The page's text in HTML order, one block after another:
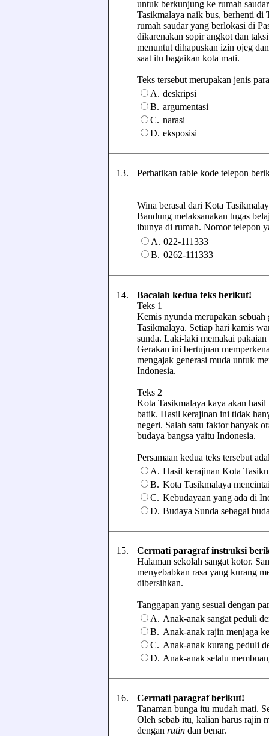
untuk berkunjung ke rumah
Tasikmalaya naik bus, berhenti
rumah saudar yang berlokasi di
dikarenakan sopir angkot dan
menuntut dihapuskan izin ojeg
saat itu bagaikan kota mati.
Teks tersebut merupakan jenis
A. deskripsi
B. argumentasi
C. narasi
D. eksposisi
13. Perhatikan table kode telepon
Wina berasal dari Kota
Bandung melaksanakan tugas
ibunya di rumah. Nomor telepon
A. 022-111333
B. 0262-111333
14.
Bacalah kedua teks berikut!
Teks 1
Kemis nyunda merupakan
Tasikmalaya. Setiap hari kamis
sunda. Laki-laki memakai
Gerakan ini bertujuan
mengajak generasi muda untuk
Indonesia.
Teks 2
Kota Tasikmalaya kaya akan
batik. Hasil kerajinan ini tidak
negeri. Salah satu faktor banyak
budaya bangsa yaitu Indonesia.
Persamaan kedua teks tersebut
A. Hasil kerajinan Kota
B. Kota Tasikmalaya
C. Kebudayaan yang ada di
D. Budaya Sunda sebagai
15.
Cermati paragraf instruksi
Halaman sekolah sangat kotor.
menyebabkan rasa yang kurang
dibersihkan.
Tanggapan yang sesuai dengan
A. Anak-anak sangat peduli
B. Anak-anak rajin menjaga
C. Anak-anak kurang peduli
D. Anak-anak selalu
16.
Cermati paragraf berikut!
Tanaman bunga itu mudah mati.
Oleh sebab itu, kalian harus rajin
dengan rutin dan benar.